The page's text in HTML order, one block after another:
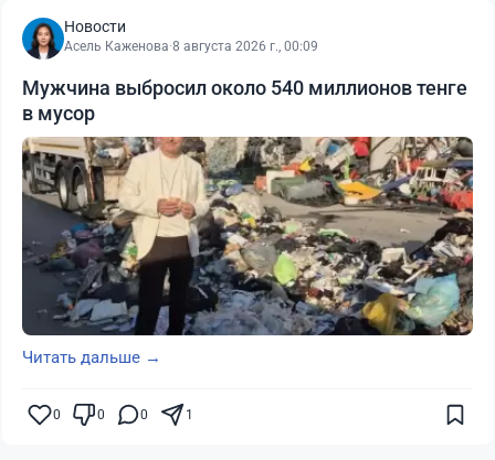
Новости
Асель Каженова·8 августа 2026 г., 00:09
Мужчина выбросил около 540 миллионов тенге
в мусор
Читать дальше →
0 0 0 1